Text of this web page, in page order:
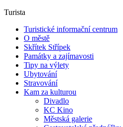
Turista
Turistické informační centrum
O městě
Skřítek Střípek
Památky a zajímavosti
Tipy na výlety
Ubytování
Stravování
Kam za kulturou
Divadlo
KC Kino
Městská galerie